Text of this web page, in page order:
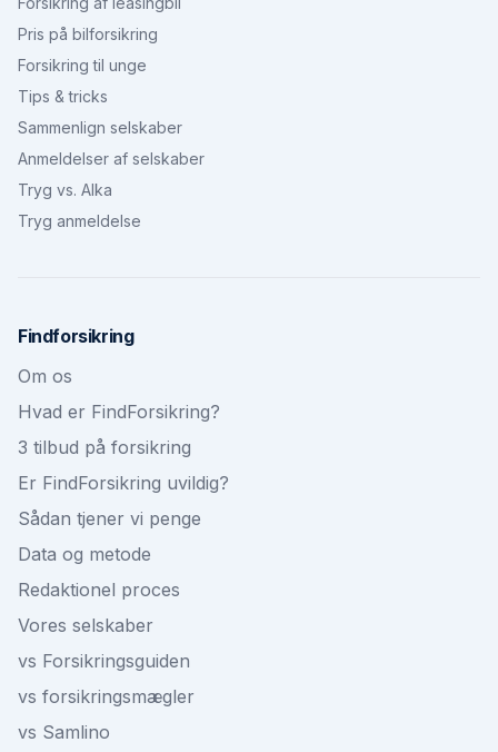
Pris på bilforsikring
Forsikring til unge
Tips & tricks
Sammenlign selskaber
Anmeldelser af selskaber
Tryg vs. Alka
Tryg anmeldelse
Findforsikring
Om os
Hvad er FindForsikring?
3 tilbud på forsikring
Er FindForsikring uvildig?
Sådan tjener vi penge
Data og metode
Redaktionel proces
Vores selskaber
vs Forsikringsguiden
vs forsikringsmægler
vs Samlino